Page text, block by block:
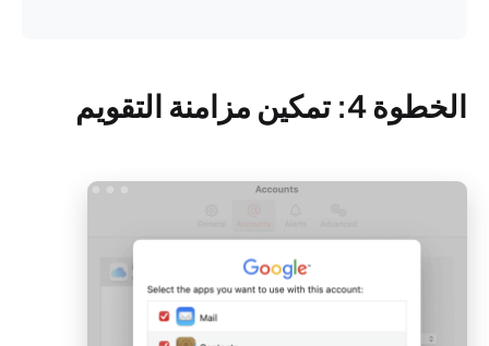
الخطوة 4: تمكين مزامنة التقويم